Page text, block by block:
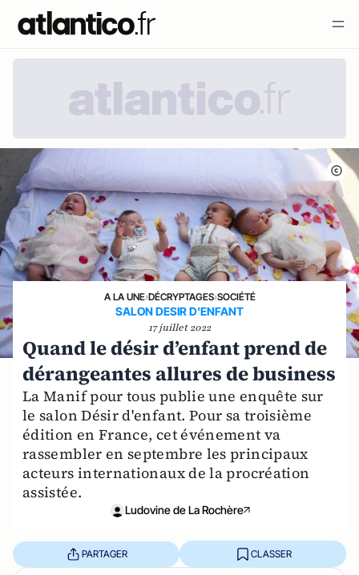
A LA UNE›DÉCRYPTAGES›SOCIÉTÉ
SALON DESIR D'ENFANT
17 juillet 2022
Quand le désir d’enfant prend de
dérangeantes allures de business
La Manif pour tous publie une enquête sur
le salon Désir d'enfant. Pour sa troisième
édition en France, cet événement va
rassembler en septembre les principaux
acteurs internationaux de la procréation
assistée.
Ludovine de La Rochère
PARTAGER CLASSER